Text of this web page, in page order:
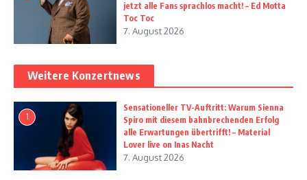
jetzt alle Fans sprachlos macht! – Ed Motta
Toc Toc
7. August 2026
Weitere Konzertnews
1
Sensationeller TV-Auftritt: Warum Sienna
Spiro mit diesem bahnbrechenden Erfolg
alle Erwartungen übertrifft! – Material
Lover live on Inas Nacht
7. August 2026